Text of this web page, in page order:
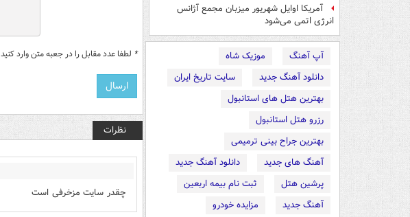
آمریکا اوایل شهریور میزبان مجمع آژانس
انرژی اتمی می‌شود
آپ آهنگ
موزیک شاه
دانلود آهنگ جدید
سایت تاریخ ایران
بهترین هتل های استانبول
رزرو هتل استانبول
بهترین جراح بینی ترمیمی
آهنگ های جدید
دانلود آهنگ جدید
پرشین هتل
ثبت نام بیمه اربعین
آهنگ جدید
مزایده خودرو
* لطفا عدد مقابل را در جعبه متن وارد کنید
نظرات
چقدر سایت مزخرفی است